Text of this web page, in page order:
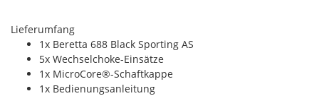
Lieferumfang
1x Beretta 688 Black Sporting AS
5x Wechselchoke-Einsätze
1x MicroCore®-Schaftkappe
1x Bedienungsanleitung